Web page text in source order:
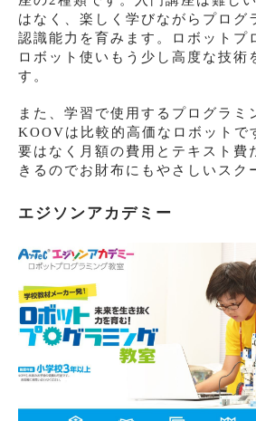
はなく、楽しく学びながらプログ
認識能力を育みます。ロボットプ
ロボット使いもう少し高度な技術
す。
また、学習で使用するプログラミ
KOOVは比較的高価なロボットで
要はなく月額の費用とテキスト費
きるのでお財布にもやさしいスク
エジソンアカデミー